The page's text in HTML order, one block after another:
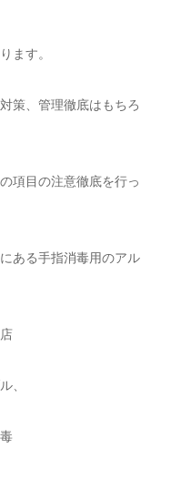
ます。
策、管理徹底はもちろ
項目の注意徹底を行っ
ある手指消毒用のアル
、